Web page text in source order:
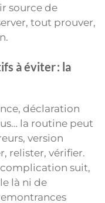
source de
tout prouver,
à éviter : la
déclaration
la routine peut
version
relister, vérifier.
complication suit,
là ni de